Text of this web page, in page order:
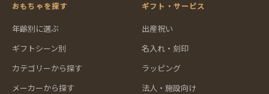
おもちゃを探す
年齢別に選ぶ
ギフトシーン別
カテゴリーから探す
メーカーから探す
ギフト・サービス
出産祝い
名入れ・刻印
ラッピング
法人・施設向け